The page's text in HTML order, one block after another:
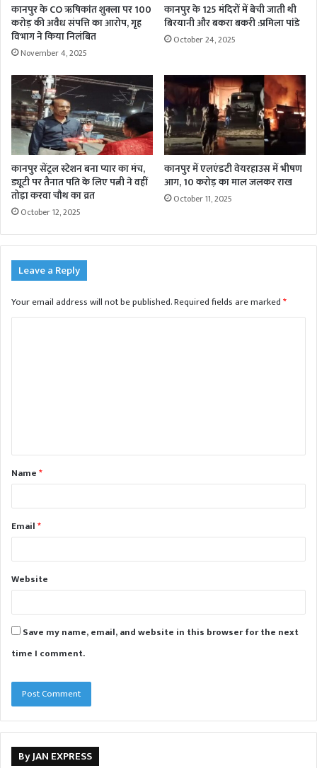
कानपुर के CO ऋषिकांत शुक्ला पर 100
करोड़ की अवैध संपत्ति का आरोप, गृह
विभाग ने किया निलंबित
November 4, 2025
कानपुर के 125 मंदिरों में बेची जाती थी
बिरयानी और बकरा बकरी :प्रमिला पांडे
October 24, 2025
कानपुर सेंट्रल स्टेशन बना प्यार का मंच,
ड्यूटी पर तैनात पति के लिए पत्नी ने वहीं
तोड़ा करवा चौथ का व्रत
October 12, 2025
कानपुर में एलएंडटी वेयरहाउस में भीषण
आग, 10 करोड़ का माल जलकर राख
October 11, 2025
Leave a Reply
Your email address will not be published.Required fields are marked*
t
*Name*
Email*
Website
Save my name, email, and website in this browser for the next
time I comment.
By JAN EXPRESS